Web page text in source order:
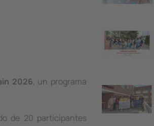
2026, un programa
de 20 participantes